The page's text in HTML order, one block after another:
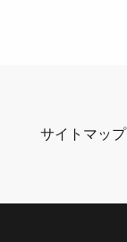
サイトマップ